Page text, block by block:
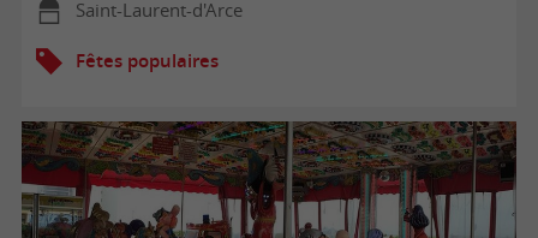
Saint-Laurent-d'Arce
Fêtes populaires